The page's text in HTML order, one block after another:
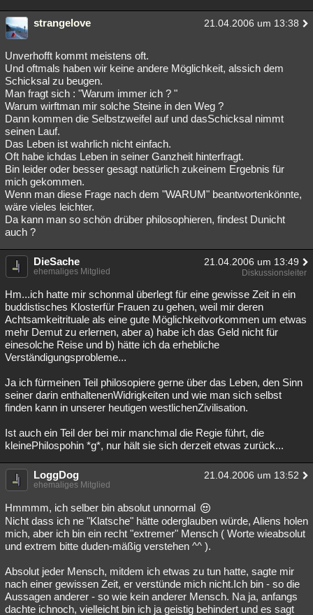
strangelove 21.04.2006 um 13:38
Unverhofft kommt meistens oft.
Und oftmals haben wir keine andere Möglichkeit, alssich dem
Schicksal zu beugen.
Man fragt sich : "Warum immer ich ? "
Warum wirftman mir solche Steine in den Weg ?
Dann kommen die Selbstzweifel auf und dasSchicksal nimmt
seinen Lauf.
Das Leben ist wahrlich nicht einfach.
Oft habe ichdas Leben in seiner Ganzheit hinterfragt.
Bin leider oder besser gesagt natürlich zukeinem Ergebnis für
mich gekommen.
Wenn man diese Frage nach dem "WARUM" beantwortenkönnte,
wäre vieles leichter.
Da kann man so schön drüber philosophieren, findest Dunicht
auch ?
DieSache 21.04.2006 um 13:49
ehemaliges Mitglied Diskussionsleiter
Hm...ich hatte mir schonmal überlegt für eine gewisse Zeit in ein
buddistisches Klosterfür Frauen zu gehen, weil mir deren
Achtsamkeitrituale als eine gute Möglichkeitvorkommen um etwas
mehr Demut zu erlernen, aber a) habe ich das Geld nicht für
einesolche Reise und b) hätte ich da erhebliche
Verständigungsprobleme...
Ja ich fürmeinen Teil philosopiere gerne über das Leben, den Sinn
seiner darin enthaltenenWidrigkeiten und wie man sich selbst
finden kann in unserer heutigen westlichenZivilisation.
Ist auch ein Teil der bei mir manchmal die Regie führt, die
kleinePhilospohin *g*, nur hält sie sich derzeit etwas zurück...
LoggDog 21.04.2006 um 13:52
ehemaliges Mitglied
Hmmmm, ich selber bin absolut unnormal
Nicht dass ich ne "Klatsche" hätte oderglauben würde, Aliens holen
mich, aber ich bin ein recht "extremer" Mensch ( Worte wieabsolut
und extrem bitte duden-mäßig verstehen ^^ ).
Absolut jeder Mensch, mitdem ich etwas zu tun hatte, sagte mir
nach einer gewissen Zeit, er verstünde mich nicht.Ich bin - so die
Aussagen anderer - so wie kein anderer Mensch. Na ja, anfangs
dachte ichnoch, vielleicht bin ich ja geistig behindert und es sagt